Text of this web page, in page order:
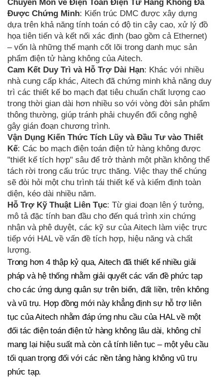
Chuyên Môn về Điện Toán Điện Tử Hàng Không Đã
Được Chứng Minh: Kiến trúc DMC được xây dựng
dựa trên khả năng tính toán có độ tin cậy cao, xử lý đồ
họa tiên tiến và kết nối xác định (bao gồm cả Ethernet)
– vốn là những thế mạnh cốt lõi trong danh mục sản
phẩm điện tử hàng không của Aitech.
Cam Kết Duy Trì và Hỗ Trợ Dài Hạn: Khác với nhiều
nhà cung cấp khác, Aitech đã chứng minh khả năng duy
trì các thiết kế bo mạch đạt tiêu chuẩn chất lượng cao
trong thời gian dài hơn nhiều so với vòng đời sản phẩm
thông thường, giúp tránh phải chuyển đổi công nghệ
gây gián đoạn chương trình.
Vận Dụng Kiến Thức Tích Lũy và Đầu Tư vào Thiết
Kế: Các bo mạch điện toán điện tử hàng không được
"thiết kế tích hợp" sâu để trở thành một phần không thể
tách rời trong cấu trúc trực thăng. Việc thay thế chúng
sẽ đòi hỏi một chu trình tái thiết kế và kiểm định toàn
diện, kéo dài nhiều năm.
Hỗ Trợ Kỹ Thuật Liên Tục: Từ giai đoạn lên ý tưởng,
mô tả đặc tính ban đầu cho đến quá trình xin chứng
nhận và phê duyệt, các kỹ sư của Aitech làm việc trực
tiếp với HAL về vấn đề tích hợp, hiệu năng và chất
lượng.
Trong hơn 4 thập kỷ qua, Aitech đã thiết kế nhiều giải
pháp và hệ thống nhằm giải quyết các vấn đề phức tạp
cho các ứng dụng quân sự trên biển, đất liền, trên không
và vũ trụ. Hợp đồng mới này khẳng định sự hỗ trợ liên
tục của Aitech nhằm đáp ứng nhu cầu của HAL về một
đối tác điện toán điện tử hàng không lâu dài, không chỉ
mang lại hiệu suất mà còn cả tính liên tục – một yêu cầu
tối quan trọng đối với các nền tảng hàng không vũ trụ
phức tạp.